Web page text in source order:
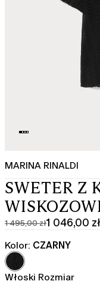
MARINA RINALDI
SWETER Z
1 495,00 zł
Cena
pierwotna
1 495,00
zł
1 046,00 zł
Aktualna
cena
1 046,00
zł
Kolor: CZARNY
Włoski Rozmiar